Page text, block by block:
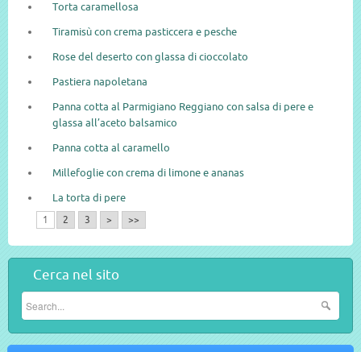
Torta caramellosa
Tiramisù con crema pasticcera e pesche
Rose del deserto con glassa di cioccolato
Pastiera napoletana
Panna cotta al Parmigiano Reggiano con salsa di pere e
glassa all’aceto balsamico
Panna cotta al caramello
Millefoglie con crema di limone e ananas
La torta di pere
1 2 3 > >>
Cerca nel sito